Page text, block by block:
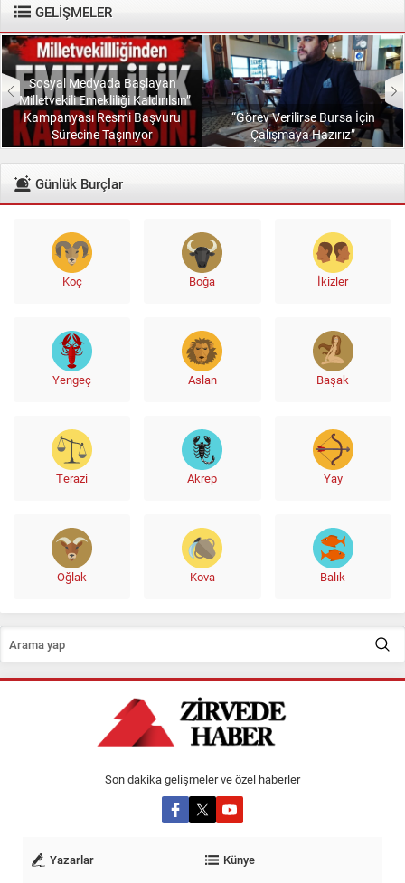
GELİŞMELER
Sosyal Medyada Başlayan
“Milletvekili Emekliliği Kaldırılsın”
Kampanyası Resmi Başvuru
Sürecine Taşınıyor
“Görev Verilirse Bursa İçin
Çalışmaya Hazırız”
Günlük Burçlar
Koç Boğa İkizler
Yengeç Aslan Başak
Terazi Akrep Yay
Oğlak Kova Balık
Son dakika gelişmeler ve özel haberler
Yazarlar Künye